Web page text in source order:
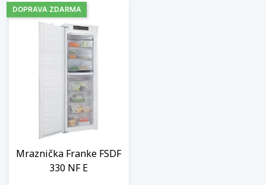
Mraznička Franke FSDF
330 NF E
DOPRAVA ZDARMA